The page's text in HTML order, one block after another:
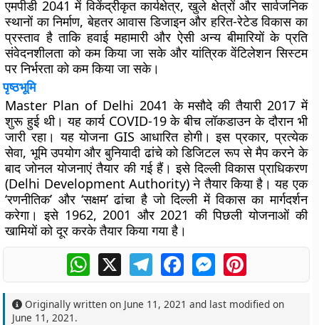
एमपीडी 2041 में विकेंद्रीकृत कार्यक्षेत्र, खुले क्षेत्रों और सार्वजनिक
स्थानों का निर्माण, बेहतर आवास डिजाइन और हरित-रेटेड विकास का
प्रस्ताव है ताकि हवाई महामारी और ऐसी अन्य बीमारियों के प्रति
संवेदनशीलता को कम किया जा सके और यांत्रिक वेंटिलेशन सिस्टम
पर निर्भरता को कम किया जा सके।
पृष्ठभूमि
Master Plan of Delhi 2041 के मसौदे की तैयारी 2017 में
शुरू हुई थी। यह कार्य COVID-19 के बीच लॉकडाउन के दौरान भी
जारी रहा। यह योजना GIS आधारित होगी। इस प्रकार, प्रत्येक
सेवा, भूमि उपयोग और बुनियादी ढांचे को डिजिटल रूप से मैप करने के
बाद जोनल योजनाएं तैयार की गई हैं। इसे दिल्ली विकास प्राधिकरण
(Delhi Development Authority) ने तैयार किया है। यह एक
‘रणनीतिक’ और ‘सक्षम’ ढांचा है जो दिल्ली में विकास का मार्गदर्शन
करेगा। इसे 1962, 2001 और 2021 की पिछली योजनाओं की
खामियों को दूर करके तैयार किया गया है।
WhatsApp
X TelegramFacebookMessengerPinterest
Originally written on June 11, 2021 and last modified on
June 11, 2021 .